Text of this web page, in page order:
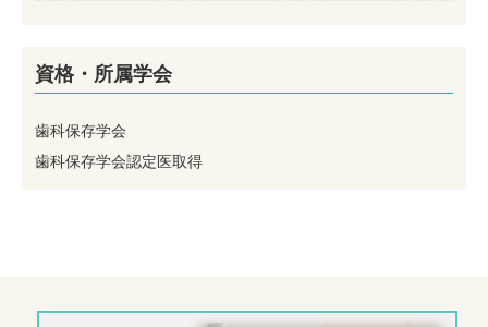
資格・所属学会
歯科保存学会
歯科保存学会認定医取得